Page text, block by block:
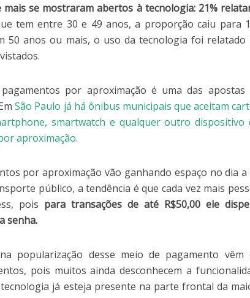
se mostraram abertos à tecnologia: 21%
tem entre 30 e 49 anos, a proporção caiu para
50 anos ou mais, o uso da tecnologia foi relatado
por aproximação é uma das apostas
São Paulo já há ônibus municipais que aceitam
smartwatch e qualquer outro dispositivo
aproximação.
por aproximação vão ganhando espaço no dia a
público, a tendência é que cada vez mais
pois para transações de até R$50,00 ele
senha.
popularização desse meio de pagamento vêm
pois muitos ainda desconhecem a
já esteja presente na parte frontal da